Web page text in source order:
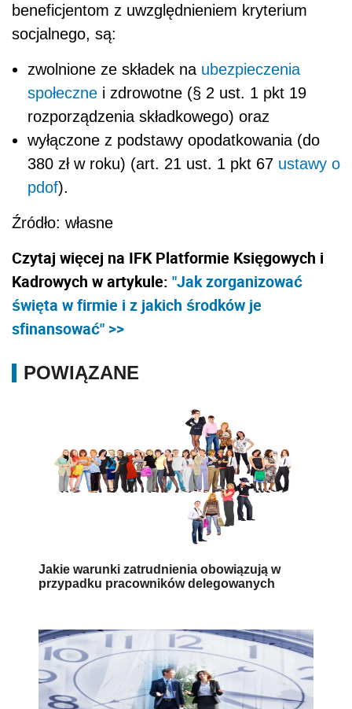
beneficjentom z uwzględnieniem kryterium
socjalnego, są:
zwolnione ze składek na ubezpieczenia
społeczne i zdrowotne (§ 2 ust. 1 pkt 19
rozporządzenia składkowego) oraz
wyłączone z podstawy opodatkowania (do
380 zł w roku) (art. 21 ust. 1 pkt 67 ustawy o
pdof).
Źródło: własne
Czytaj więcej na IFK Platformie Księgowych i
Kadrowych w artykule: "Jak zorganizować
święta w firmie i z jakich środków je
sfinansować" >>
POWIĄZANE
Jakie warunki zatrudnienia obowiązują w
przypadku pracowników delegowanych